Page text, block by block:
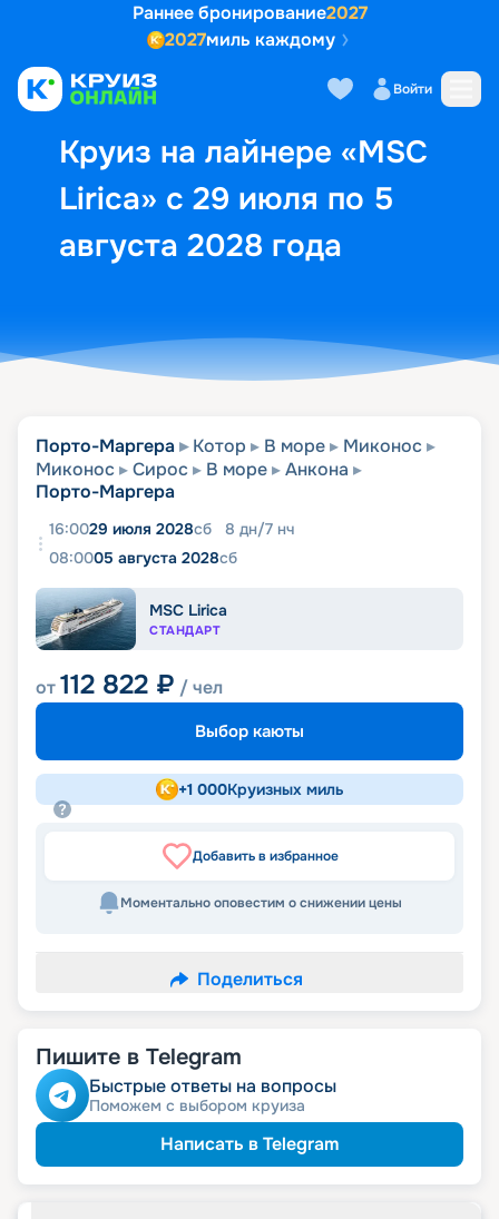
Раннее бронирование2027
2027миль каждому
Войти
Круиз на лайнере «MSC
Lirica» с 29 июля по 5
августа 2028 года
Выбор кают Маршрут и
Порто-Маргера Котор В море
Миконос
Миконос
Сирос В море
Анкона
Порто-Маргера
16:0029 июля 2028сб 8 дн/7 нч
08:0005 августа 2028сб
MSC Lirica
СТАНДАРТ
от112 822 ₽ / чел
Выбор каюты
+1 000Круизных миль
Добавить в избранное
Моментально оповестим о снижении цены
Поделиться
Пишите в Telegram
Быстрые ответы на вопросы
Поможем с выбором круиза
Написать в Telegram